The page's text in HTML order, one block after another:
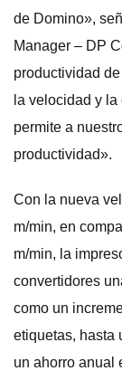
de Domino»,
Manager – DP
productividad
la velocidad y
permite a
productividad».
Con la nueva
m/min, en
m/min, la
convertidores
como un
etiquetas, hasta
un ahorro anual